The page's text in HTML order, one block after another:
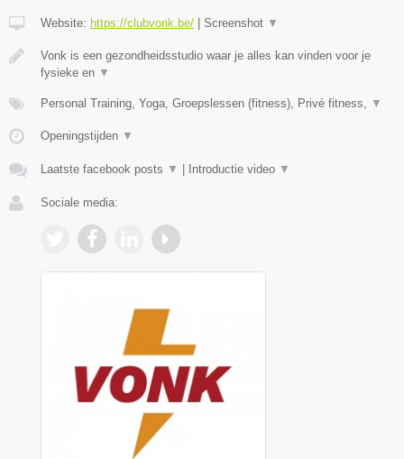
Website: https://clubvonk.be/ | Screenshot ▼
Vonk is een gezondheidsstudio waar je alles kan vinden voor je
fysieke en ▼
Personal Training, Yoga, Groepslessen (fitness), Privé fitness, ▼
Openingstijden ▼
Laatste facebook posts ▼ | Introductie video ▼
Sociale media: